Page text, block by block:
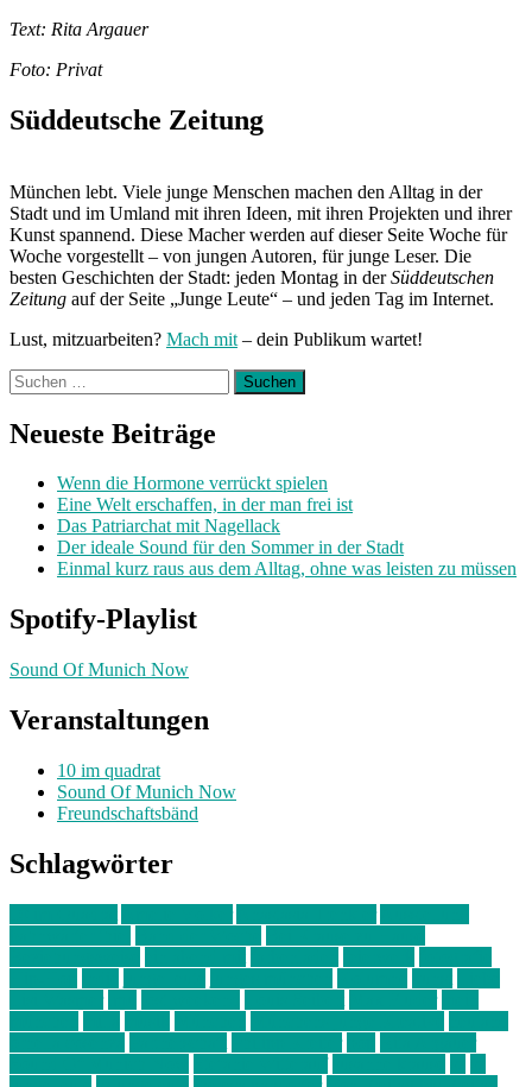
Text: Rita Argauer
Foto: Privat
Süddeutsche Zeitung
München lebt. Viele junge Menschen machen den Alltag in der
Stadt und im Umland mit ihren Ideen, mit ihren Projekten und ihrer
Kunst spannend. Diese Macher werden auf dieser Seite Woche für
Woche vorgestellt – von jungen Autoren, für junge Leser. Die
besten Geschichten der Stadt: jeden Montag in derSüddeutschen
Zeitung auf der Seite „Junge Leute“ – und jeden Tag im Internet.
Lust, mitzuarbeiten? Mach mit – dein Publikum wartet!
Suchen
nach:
Neueste Beiträge
Wenn die Hormone verrückt spielen
Eine Welt erschaffen, in der man frei ist
Das Patriarchat mit Nagellack
Der ideale Sound für den Sommer in der Stadt
Einmal kurz raus aus dem Alltag, ohne was leisten zu müssen
Spotify-Playlist
Sound Of Munich Now
Veranstaltungen
10 im quadrat
Sound Of Munich Now
Freundschaftsbänd
Schlagwörter